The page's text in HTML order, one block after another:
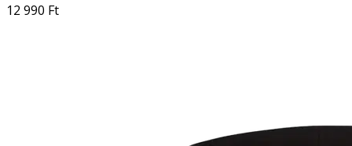
12 990 Ft